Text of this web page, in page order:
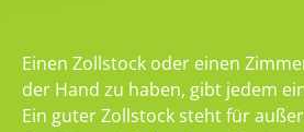
Einen Zollstock oder einen
der Hand zu haben, gibt jedem
Ein guter Zollstock steht für